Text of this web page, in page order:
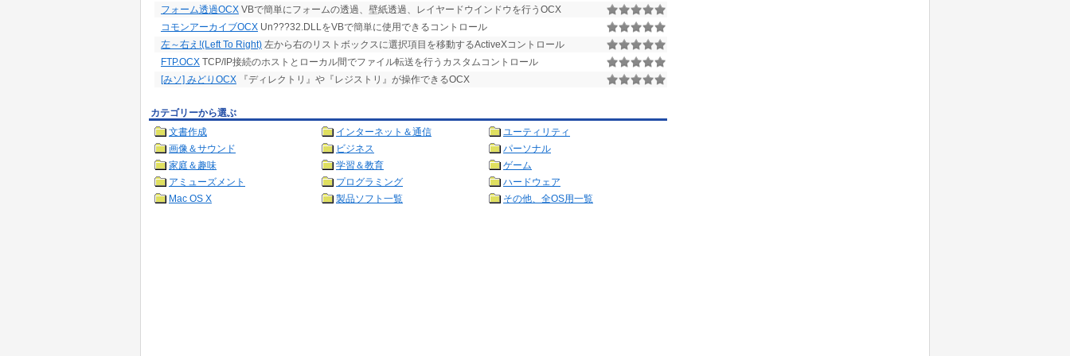
フォーム透過OCX VBで簡単にフォームの透過、壁紙透過、レイヤードウインドウを行うOCX
コモンアーカイブOCX Un???32.DLLをVBで簡単に使用できるコントロール
左～右え!(Left To Right) 左から右のリストボックスに選択項目を移動するActiveXコントロール
FTP.OCX TCP/IP接続のホストとローカル間でファイル転送を行うカスタムコントロール
[みソ] みどりOCX 『ディレクトリ』や『レジストリ』が操作できるOCX
カテゴリーから選ぶ
文書作成
インターネット＆通信
ユーティリティ
画像＆サウンド
ビジネス
パーソナル
家庭＆趣味
学習＆教育
ゲーム
アミューズメント
プログラミング
ハードウェア
Mac OS X
製品ソフト一覧 その他、全OS用一覧